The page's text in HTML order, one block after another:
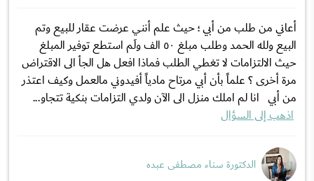
أعاني من طلب من أبي ؛ حيث علم أنني عرضت عقار للبيع وتم
البيع ولله الحمد وطلب مبلغ ٥٠ الف ولَم استطع توفير المبلغ
حيث الالتزامات لا تغطي الطلب فماذا افعل هل الجأ الى الاقتراض
مرة أخرى ؟ علماً بأن أبي مرتاح مادياً أفيدوني مالعمل وكيف اعتذر
من أبي انا لم املك منزل الى الآن ولدي التزامات بنكية تتجاو...
اذهب إلى السؤال
الدكتورة سناء مصطفى عبده